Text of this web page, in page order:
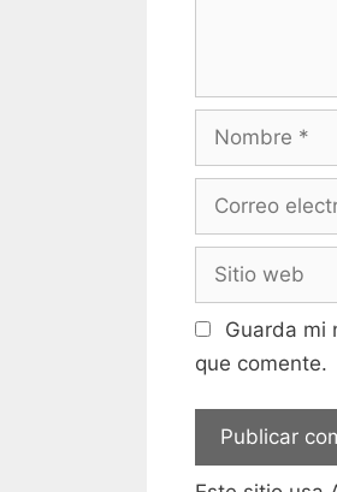
electrónico
web
Guarda mi
que comente.